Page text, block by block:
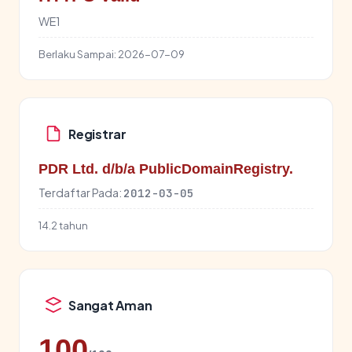
WE1
Berlaku Sampai: 2026-07-09
Registrar
PDR Ltd. d/b/a PublicDomainRegistry.
Terdaftar Pada: 2012-03-05
14.2 tahun
Sangat Aman